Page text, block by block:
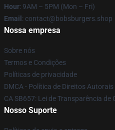
Hour: 9AM – 5PM (Mon – Fri)
Email : contact@bobsburgers.shop
Nossa empresa
Sobre nós
Termos e Condições
Políticas de privacidade
DMCA - Política de Direitos Autorais
CA SB657: Lei de Transparência de
Nosso Suporte